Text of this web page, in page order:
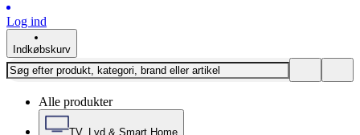
Log ind
Indkøbskurv
Alle produkter
TV, Lyd & Smart Home